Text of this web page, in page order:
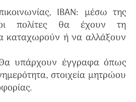
IBAN: μέσω της
πολίτες θα έχουν τη
καταχωρούν ή να αλλάξουν
υπάρχουν έγγραφα όπως
στοιχεία μητρώου